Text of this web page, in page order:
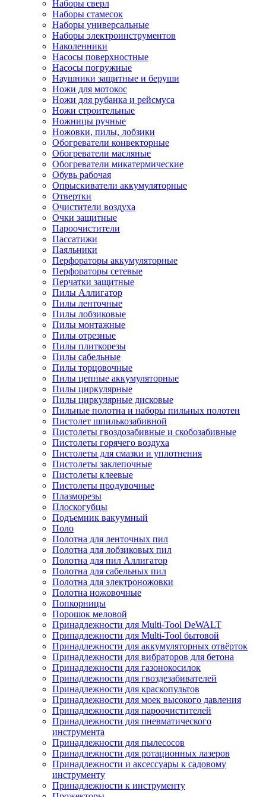
Наборы сверл
Наборы стамесок
Наборы универсальные
Наборы электроинструментов
Наколенники
Насосы поверхностные
Насосы погружные
Наушники защитные и беруши
Ножи для мотокос
Ножи для рубанка и рейсмуса
Ножи строительные
Ножницы ручные
Ножовки, пилы, лобзики
Обогреватели конвекторные
Обогреватели масляные
Обогреватели микатермические
Обувь рабочая
Опрыскиватели аккумуляторные
Отвертки
Очистители воздуха
Очки защитные
Пароочистители
Пассатижи
Паяльники
Перфораторы аккумуляторные
Перфораторы сетевые
Перчатки защитные
Пилы Аллигатор
Пилы ленточные
Пилы лобзиковые
Пилы монтажные
Пилы отрезные
Пилы плиткорезы
Пилы сабельные
Пилы торцовочные
Пилы цепные аккумуляторные
Пилы циркулярные
Пилы циркулярные дисковые
Пильные полотна и наборы пильных полотен
Пистолет шпилькозабивной
Пистолеты гвоздозабивные и скобозабивные
Пистолеты горячего воздуха
Пистолеты для смазки и уплотнения
Пистолеты заклепочные
Пистолеты клеевые
Пистолеты продувочные
Плазморезы
Плоскогубцы
Подъемник вакуумный
Поло
Полотна для ленточных пил
Полотна для лобзиковых пил
Полотна для пил Аллигатор
Полотна для сабельных пил
Полотна для электроножовки
Полотна ножовочные
Попкорницы
Порошок меловой
Принадлежности для Multi-Tool DeWALT
Принадлежности для Multi-Tool бытовой
Принадлежности для аккумуляторных отвёрток
Принадлежности для вибраторов для бетона
Принадлежности для газонокосилок
Принадлежности для гвоздезабивателей
Принадлежности для краскопультов
Принадлежности для моек высокого давления
Принадлежности для пароочистителей
Принадлежности для пневматического
инструмента
Принадлежности для пылесосов
Принадлежности для ротационных лазеров
Принадлежности и аксессуары к садовому
инструменту
Принадлежности к инструменту